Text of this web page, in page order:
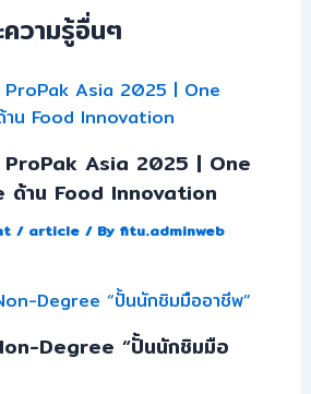
วามรู้อื่นๆ
ProPak Asia 2025 | One
ด้าน Food Innovation
/ article/ By fitu.adminweb
Degree “ปั้นนักชิมมือ